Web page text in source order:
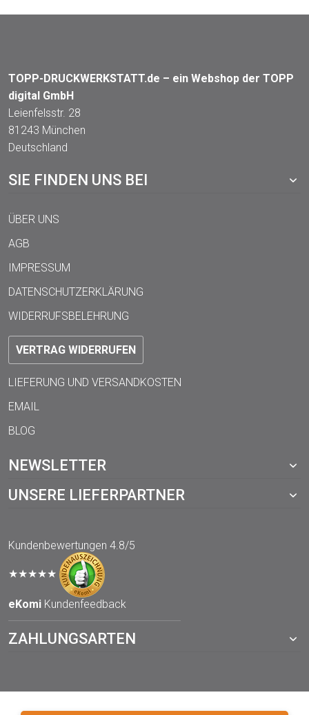
TOPP-DRUCKWERKSTATT.de – ein Webshop der TOPP
digital GmbH
Leienfelsstr. 28
81243 München
Deutschland
SIE FINDEN UNS BEI
ÜBER UNS
AGB
IMPRESSUM
DATENSCHUTZERKLÄRUNG
WIDERRUFSBELEHRUNG
VERTRAG WIDERRUFEN
LIEFERUNG UND VERSANDKOSTEN
EMAIL
BLOG
NEWSLETTER
UNSERE LIEFERPARTNER
Kundenbewertungen 4.8/5
★★★★★
eKomi Kundenfeedback
ZAHLUNGSARTEN